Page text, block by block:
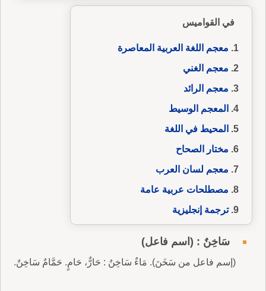
في القواميس
معجم اللغة العربية المعاصرة
معجم الغني
معجم الرائد
المعجم الوسيط
المحيط في اللغة
مختار الصحاح
معجم لسان العرب
مصطلحات عربية عامة
ترجمة إنجليزية
سَاخِنٌ : (اسم فاعل)
(إسم فاعل من سَخَنَ). مَاءٌ سَاخِنٌ : حَارٌّ، حَامٍ. حَمَّامٌ سَاخِنٌ.